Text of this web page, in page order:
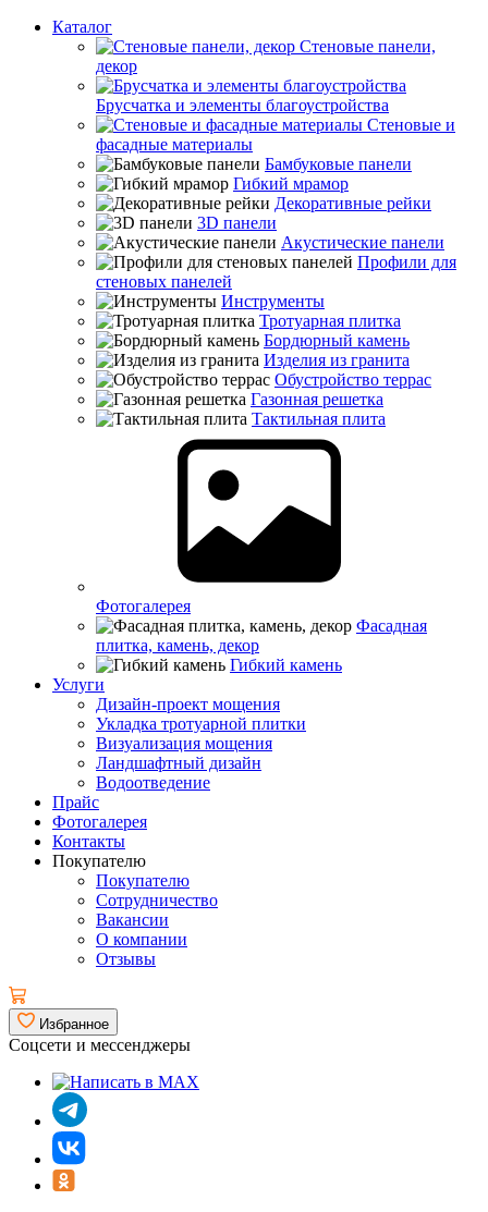
Каталог
Стеновые панели,
декор
Брусчатка и элементы благоустройства
Стеновые и
фасадные материалы
Бамбуковые панели
Гибкий мрамор
Декоративные рейки
3D панели
Акустические панели
Профили для
стеновых панелей
Инструменты
Тротуарная плитка
Бордюрный камень
Изделия из гранита
Обустройство террас
Газонная решетка
Тактильная плита
Фотогалерея
Фасадная
плитка, камень, декор
Гибкий камень
Услуги
Дизайн-проект мощения
Укладка тротуарной плитки
Визуализация мощения
Ландшафтный дизайн
Водоотведение
Прайс
Фотогалерея
Контакты
Покупателю
Покупателю
Сотрудничество
Вакансии
О компании
Отзывы
Избранное
Соцсети и мессенджеры